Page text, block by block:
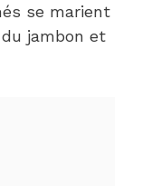
se marient
jambon et